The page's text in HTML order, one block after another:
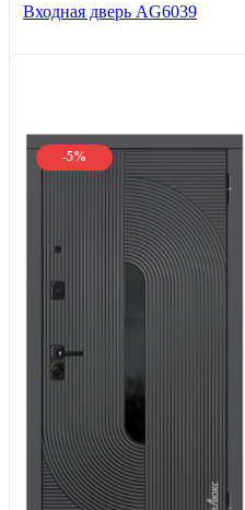
Входная дверь AG6039
-5%